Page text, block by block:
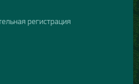
регистрация